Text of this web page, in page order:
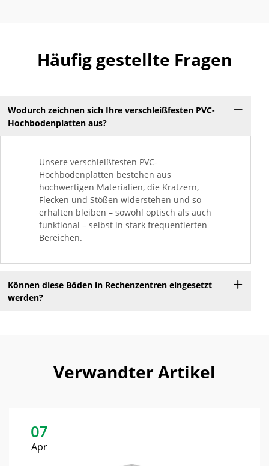
Häufig gestellte Fragen
Wodurch zeichnen sich Ihre verschleißfesten PVC-
Hochbodenplatten aus?
Unsere verschleißfesten PVC-
Hochbodenplatten bestehen aus
hochwertigen Materialien, die Kratzern,
Flecken und Stößen widerstehen und so
erhalten bleiben – sowohl optisch als auch
funktional – selbst in stark frequentierten
Bereichen.
Können diese Böden in Rechenzentren eingesetzt
werden?
Verwandter Artikel
07
Apr